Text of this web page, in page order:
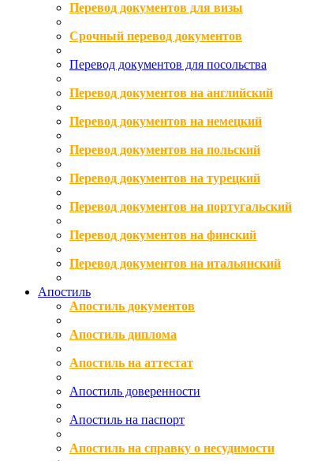
Перевод документов для визы
Срочный перевод документов
Перевод документов для посольства
Перевод документов на английский
Перевод документов на немецкий
Перевод документов на польский
Перевод документов на турецкий
Перевод документов на португальский
Перевод документов на финский
Перевод документов на итальянский
Апостиль
Апостиль документов
Апостиль диплома
Апостиль на аттестат
Апостиль доверенности
Апостиль на паспорт
Апостиль на справку о несудимости